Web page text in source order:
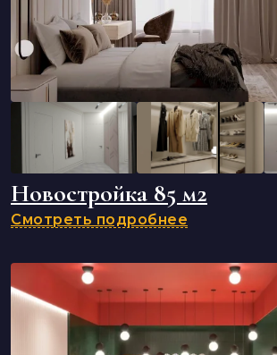
Новостройка 85 м2
Смотреть подробнее